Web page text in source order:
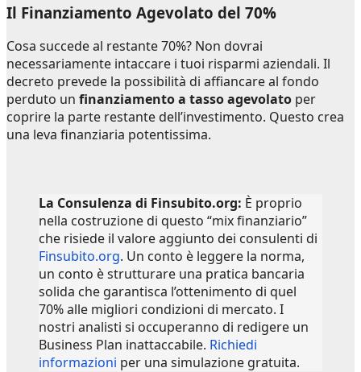
Il Finanziamento Agevolato del 70%
Cosa succede al restante 70%? Non dovrai
necessariamente intaccare i tuoi risparmi aziendali. Il
decreto prevede la possibilità di affiancare al fondo
perduto un finanziamento a tasso agevolato per
coprire la parte restante dell’investimento. Questo crea
una leva finanziaria potentissima.
La Consulenza di Finsubito.org: È proprio
nella costruzione di questo “mix finanziario”
che risiede il valore aggiunto dei consulenti di
Finsubito.org. Un conto è leggere la norma,
un conto è strutturare una pratica bancaria
solida che garantisca l’ottenimento di quel
70% alle migliori condizioni di mercato. I
nostri analisti si occuperanno di redigere un
Business Plan inattaccabile. Richiedi
informazioni per una simulazione gratuita.